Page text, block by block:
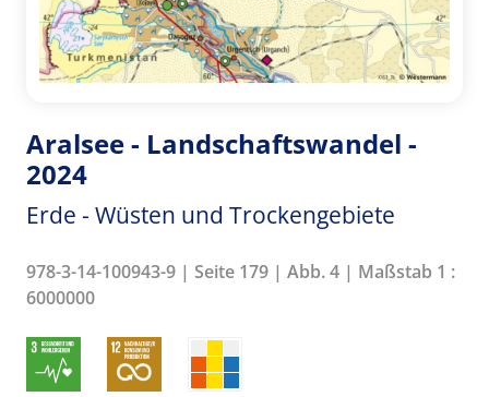
Aralsee - Landschaftswandel -
2024
Erde - Wüsten und Trockengebiete
978-3-14-100943-9 | Seite 179 | Abb. 4 | Maßstab 1 :
6000000